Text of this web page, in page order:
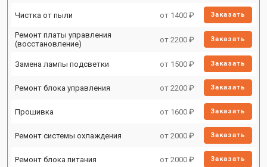
Чистка от пыли от 1400 ₽ Заказать
Ремонт платы управления
(восстановление)
от 2200 ₽ Заказать
Замена лампы подсветки от 1500 ₽ Заказать
Ремонт блока управления от 2200 ₽ Заказать
Прошивка от 1600 ₽ Заказать
Ремонт системы охлаждения от 2000 ₽ Заказать
Ремонт блока питания от 2000 ₽ Заказать